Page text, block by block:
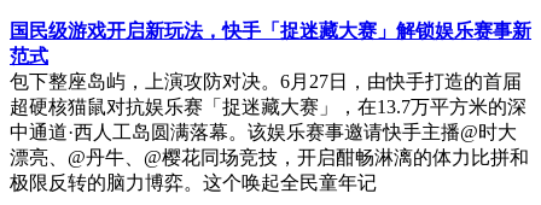
国民级游戏开启新玩法，快手「捉迷藏大赛」解锁娱乐赛事新
范式
包下整座岛屿，上演攻防对决。6月27日，由快手打造的首届
超硬核猫鼠对抗娱乐赛「捉迷藏大赛」，在13.7万平方米的深
中通道·西人工岛圆满落幕。该娱乐赛事邀请快手主播@时大
漂亮、@丹牛、@樱花同场竞技，开启酣畅淋漓的体力比拼和
极限反转的脑力博弈。这个唤起全民童年记